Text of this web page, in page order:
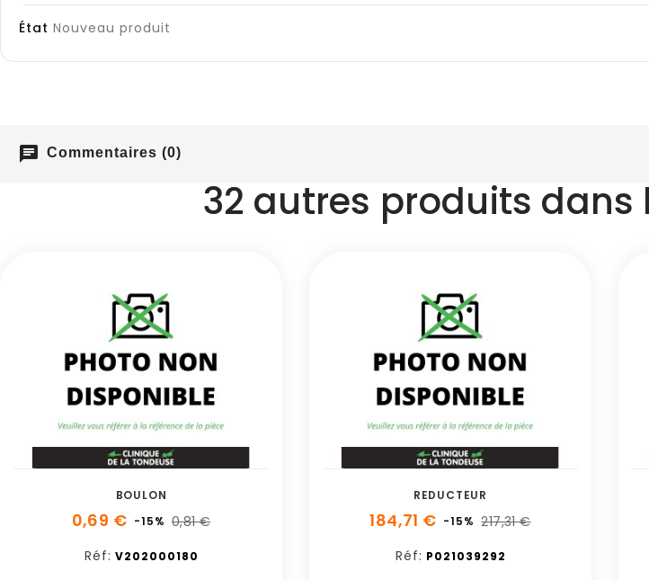
État Nouveau produit
chat Commentaires (0)
32 autres produits
BOULON
0,69 € -15% 0,81 €
Réf: V202000180
REDUCTEUR
184,71 € -15% 217,31 €
Réf: P021039292